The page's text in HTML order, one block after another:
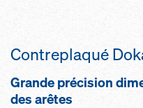
Contreplaqué
Grande précision
des arêtes